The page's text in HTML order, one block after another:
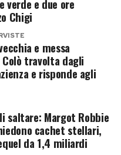
dei fan, che hanno
di
una pronta
un nuovo rifiuto.
assunto contorni
Grande Fratello,
con un’edizione vip
valutando la
Alejandro
e compagno
verde e due ore
Chigi
e messa
travolta dagli
e risponde agli
saltare: Margot Robbie
cachet stellari,
da 1,4 miliardi